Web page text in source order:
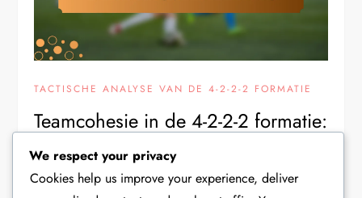
TACTISCHE ANALYSE VAN DE 4-2-2-2 FORMATIE
Teamcohesie in de 4-2-2-2 formatie:
Communicatie, Begrip, Tactische
afstemming
We respect your privacy
Cookies help us improve your experience, deliver